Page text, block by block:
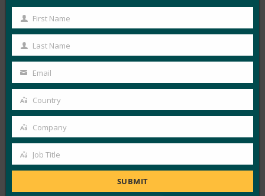
9월 26, 2025
생체 인식은 편리함을 제공하는 반면, 패스키는 인증의 다
음 단계를 위한 백본을 제공합니다. Apple, Google,
Microsoft…
Read More →
포브스: 아이폰의 새로운 카메라? 것은 무엇이든지.
iPhone의 새 지갑? 시원하다.
FIDO in the News
9월 26, 2025
지갑의 신원에 대한 Apple의 접근 방식은 W3C의 Digital
First
Name
First Name
Last
Name
Last Name
Your
email
Email
Country
Country
Company
Company
Job
Job Title
SUBMIT